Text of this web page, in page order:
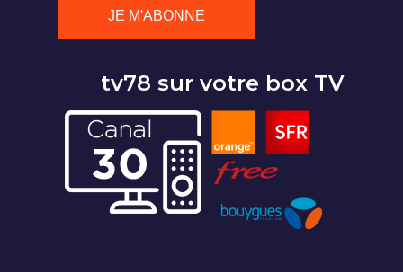
tv78 sur votre box TV